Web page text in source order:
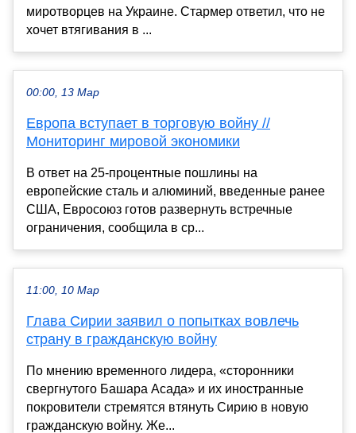
миротворцев на Украине. Стармер ответил, что не
хочет втягивания в ...
00:00, 13 Мар
Европа вступает в торговую войну //
Мониторинг мировой экономики
В ответ на 25-процентные пошлины на
европейские сталь и алюминий, введенные ранее
США, Евросоюз готов развернуть встречные
ограничения, сообщила в ср...
11:00, 10 Мар
Глава Сирии заявил о попытках вовлечь
страну в гражданскую войну
По мнению временного лидера, «сторонники
свергнутого Башара Асада» и их иностранные
покровители стремятся втянуть Сирию в новую
гражданскую войну. Же...